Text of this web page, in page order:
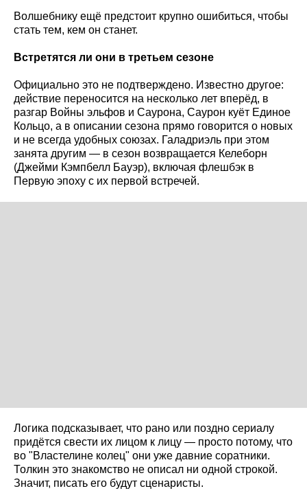
Волшебнику ещё предстоит крупно ошибиться, чтобы
стать тем, кем он станет.
Встретятся ли они в третьем сезоне
Официально это не подтверждено. Известно другое:
действие переносится на несколько лет вперёд, в
разгар Войны эльфов и Саурона, Саурон куёт Единое
Кольцо, а в описании сезона прямо говорится о новых
и не всегда удобных союзах. Галадриэль при этом
занята другим — в сезон возвращается Келеборн
(Джейми Кэмпбелл Бауэр), включая флешбэк в
Первую эпоху с их первой встречей.
Логика подсказывает, что рано или поздно сериалу
придётся свести их лицом к лицу — просто потому, что
во "Властелине колец" они уже давние соратники.
Толкин это знакомство не описал ни одной строкой.
Значит, писать его будут сценаристы.